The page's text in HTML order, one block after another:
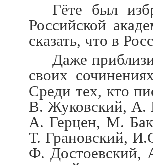
Гёте был
Российской
сказать, что в
Даже
своих
Среди тех, кто
В. Жуковский, А.
А. Герцен, М.
Т. Грановский,
Ф. Достоевский,